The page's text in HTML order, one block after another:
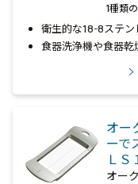
1種類
衛生的な18-8ステン
食器洗浄機や食器乾
オー
ーで
ＬＳ
オー